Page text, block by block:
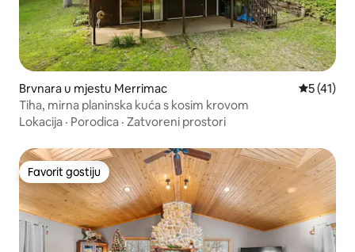
Brvnara u mjestu Merrimac Prosječna
5 (41)
Tiha, mirna planinska kuća s kosim krovom
Lokacija · Porodica · Zatvoreni prostori
Favorit gostiju
Favorit gostiju